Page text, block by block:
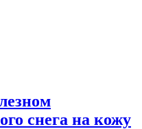
снега на кожу